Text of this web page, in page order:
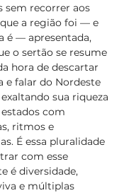
sem recorrer aos
a região foi — e
é — apresentada,
o sertão se resume
hora de descartar
e falar do Nordeste
sua riqueza
com
ritmos e
É essa pluralidade
com esse
é diversidade,
e múltiplas